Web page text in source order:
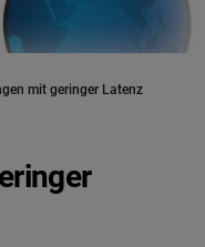
mit geringer Latenz